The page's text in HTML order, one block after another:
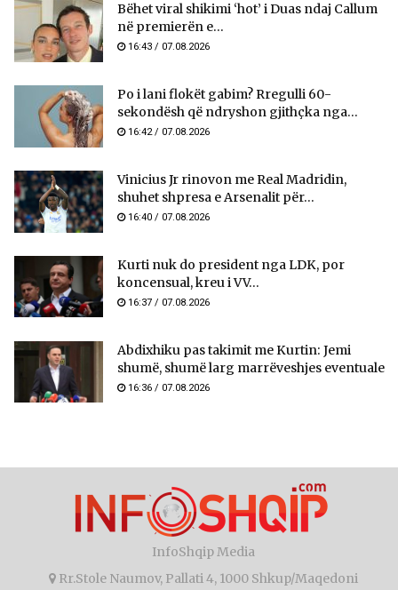
Bëhet viral shikimi ‘hot’ i Duas ndaj Callum
në premierën e...
16:43 / 07.08.2026
Po i lani flokët gabim? Rregulli 60-
sekondësh që ndryshon gjithçka nga...
16:42 / 07.08.2026
Vinicius Jr rinovon me Real Madridin,
shuhet shpresa e Arsenalit për...
16:40 / 07.08.2026
Kurti nuk do president nga LDK, por
koncensual, kreu i VV...
16:37 / 07.08.2026
Abdixhiku pas takimit me Kurtin: Jemi
shumë, shumë larg marrëveshjes eventuale
16:36 / 07.08.2026
InfoShqip Media
Rr.Stole Naumov, Pallati 4, 1000 Shkup/Maqedoni